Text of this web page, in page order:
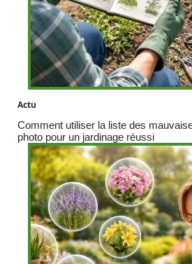
Actu
Comment utiliser la liste des
photo pour un jardinage réussi